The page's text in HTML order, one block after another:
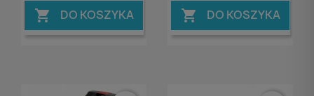
 DO KOSZYKA  DO KOSZYKA